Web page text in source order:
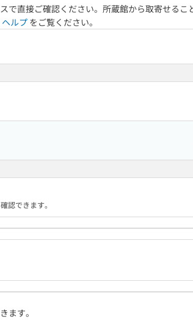
直接ご確認ください。所蔵館から取寄せるこ
ヘルプ をご覧ください。
認できます。
ます。